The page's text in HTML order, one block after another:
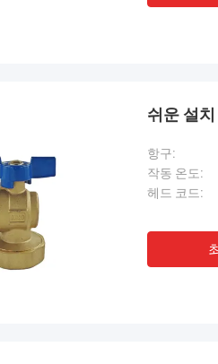
쉬운 설
항구:
작동 온도:
헤드 코드: